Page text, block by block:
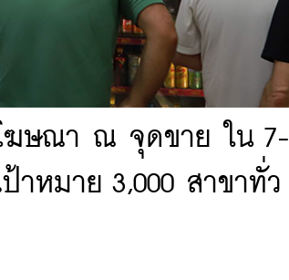
โฆษณา ณ จุดขาย ใน 7-
าหมาย 3,000 สาขาทั่ว